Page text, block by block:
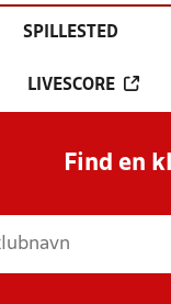
SPILLESTED
LIVESCORE
Find en